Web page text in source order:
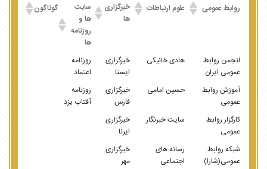
روابط عمومی علوم ارتباطات
خبرگزاری
ها
سایت
ها و
روزنامه
ها
گوناگون
انجمن روابط
عمومی ایران
هادی خانیکی
خبرگزاری
ایسنا
روزنامه
اعتماد
آموزش روابط
عمومی
حسین امامی
خبرگزاری
فارس
روزنامه
آفتاب یزد
کارگزار روابط
عمومی
سایت خبرنگار
خبرگزاری
ایرنا
شبکه روابط
عمومی(شارا)
رسانه های
اجتماعی
خبرگزاری
مهر